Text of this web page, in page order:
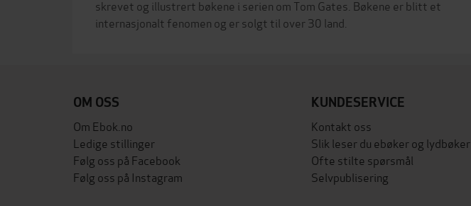
skrevet og illustrert bøkene i serien om Tom Gates. Bøkene er blitt et
OM OSS
Om Ebok.no
Ledige stillinger
Følg oss på Facebook
Følg oss på Instagram
KUNDESERVICE
Kontakt oss
Slik leser du ebøker og lydbøker
Ofte stilte spørsmål
Selvpublisering